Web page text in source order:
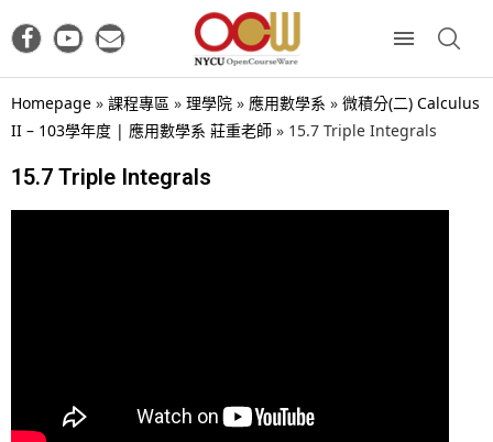
Homepage » 課程專區 » 理學院 » 應用數學系 » 微積分(二) Calculus
II – 103學年度 | 應用數學系 莊重老師 » 15.7 Triple Integrals
15.7 Triple Integrals